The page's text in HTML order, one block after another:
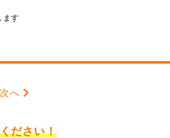
ます
次へ
ださい！